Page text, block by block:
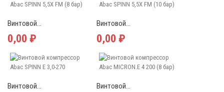
Винтовой...
0,00 ₽
Винтовой...
0,00 ₽
Винтовой... Винтовой...